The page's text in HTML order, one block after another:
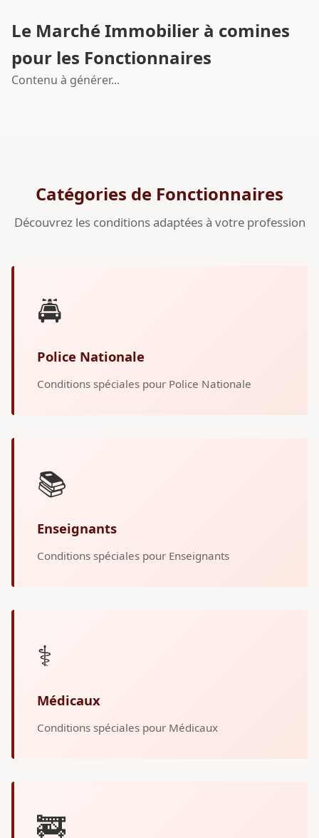
Le Marché Immobilier à comines
pour les Fonctionnaires
Contenu à générer...
Catégories de Fonctionnaires
Découvrez les conditions adaptées à votre profession
🚔
Police Nationale
Conditions spéciales pour Police Nationale
📚
Enseignants
Conditions spéciales pour Enseignants
⚕️
Médicaux
Conditions spéciales pour Médicaux
🚒